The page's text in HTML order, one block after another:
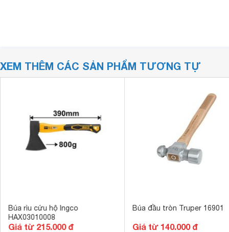
XEM THÊM CÁC SẢN PHẨM TƯƠNG TỰ
Búa rìu cứu hộ Ingco
HAX03010008
Giá từ 215.000 đ
Búa đầu tròn Truper 16901
Giá từ 140.000 đ